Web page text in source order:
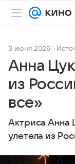
3 июня 2026
Анна
из
все»
Актриса Анна
улетела из